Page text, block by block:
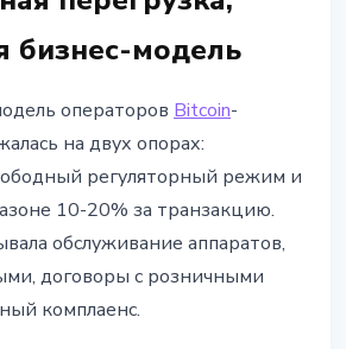
бизнес-модель
операторов Bitcoin-
на двух опорах:
регуляторный режим и
10-20% за транзакцию.
обслуживание аппаратов,
договоры с розничными
комплаенс.